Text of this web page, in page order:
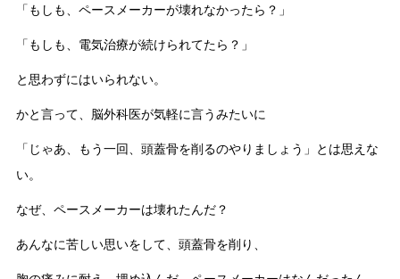
「もしも、ペースメーカーが壊れなかったら？」
「もしも、電気治療が続けられてたら？」
と思わずにはいられない。
かと言って、脳外科医が気軽に言うみたいに
「じゃあ、もう一回、頭蓋骨を削るのやりましょう」とは思えな
い。
なぜ、ペースメーカーは壊れたんだ？
あんなに苦しい思いをして、頭蓋骨を削り、